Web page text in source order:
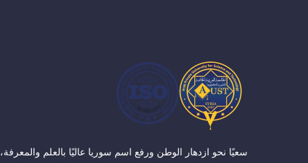
سعيًا نحو ازدهار الوطن ورفع اسم سوريا عاليًا بالعلم والمعرفة،